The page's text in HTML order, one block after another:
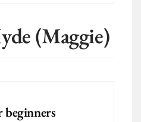
(Maggie)
beginners